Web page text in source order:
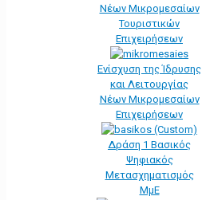
Νέων Μικρομεσαίων
Τουριστικών
Επιχειρήσεων
Ενίσχυση της Ίδρυσης
και Λειτουργίας
Νέων Μικρομεσαίων
Επιχειρήσεων
Δράση 1 Βασικός
Ψηφιακός
Μετασχηματισμός
ΜμΕ